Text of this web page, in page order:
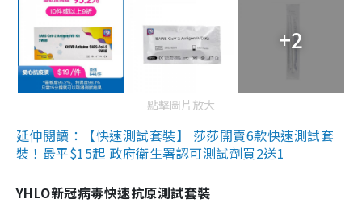
+2
點擊圖片放大
延伸閱讀：【快速測試套裝】 莎莎開賣6款快速測試套
裝！最平$15起 政府衛生署認可測試劑買2送1
YHLO新冠病毒快速抗原測試套裝